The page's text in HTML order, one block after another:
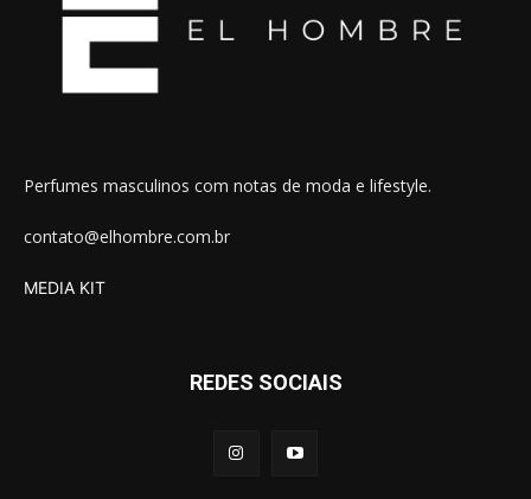
Perfumes masculinos com notas de moda e lifestyle.
contato@elhombre.com.br
MEDIA KIT
REDES SOCIAIS